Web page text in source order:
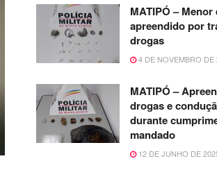
MATIPÓ – Menor
apreendido por
drogas
4 DE NOVEMBRO DE
MATIPÓ –
drogas e
durante
mandado
12 DE JUNHO DE